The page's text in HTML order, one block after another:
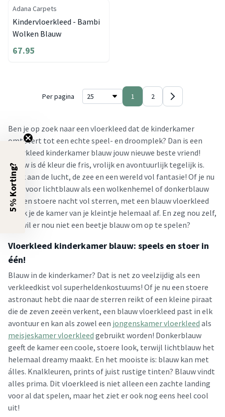
Adana Carpets
Kindervloerkleed - Bambi
Wolken Blauw
67.95
Per pagina 1 2
Ben je op zoek naar een vloerkleed dat de kinderkamer
omtovert tot een echte speel- en droomplek? Dan is een
vloerkleed kinderkamer blauw jouw nieuwe beste vriend!
Blauw is dé kleur die fris, vrolijk en avontuurlijk tegelijk is.
Denk aan de lucht, de zee en een wereld vol fantasie! Of je nu
gaat voor lichtblauw als een wolkenhemel of donkerblauw
als een stoere nacht vol sterren, met een blauw vloerkleed
maak je de kamer van je kleintje helemaal af. En zeg nou zelf,
wie wil er nou niet een beetje blauw om op te spelen?
Vloerkleed kinderkamer blauw: speels en stoer in
één!
Blauw in de kinderkamer? Dat is net zo veelzijdig als een
verkleedkist vol superheldenkostuums! Of je nu een stoere
astronaut hebt die naar de sterren reikt of een kleine piraat
die de zeven zeeën verkent, een blauw vloerkleed past in elk
avontuur en kan als zowel een jongenskamer vloerkleed als
meisjeskamer vloerkleed gebruikt worden! Donkerblauw
geeft de kamer een coole, stoere look, terwijl lichtblauw het
helemaal dreamy maakt. En het mooiste is: blauw kan met
álles. Knalkleuren, prints of juist rustige tinten? Blauw vindt
alles prima. Dit vloerkleed is niet alleen een zachte landing
voor al dat spelen, maar het ziet er ook nog eens heel cool
uit!
5% Korting?